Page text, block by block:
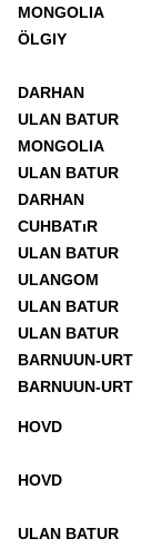
MONGOLIA
ÖLGIY
DARHAN
ULAN BATUR
MONGOLIA
ULAN BATUR
DARHAN
CUHBATıR
ULAN BATUR
ULANGOM
ULAN BATUR
ULAN BATUR
BARNUUN-URT
BARNUUN-URT
HOVD
HOVD
ULAN BATUR